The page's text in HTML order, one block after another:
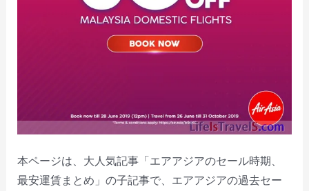
本ページは、大人気記事「エアアジアのセール時期、
最安運賃まとめ」の子記事で、エアアジアの過去セー